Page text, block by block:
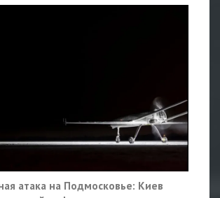
атака на Подмосковье: Киев